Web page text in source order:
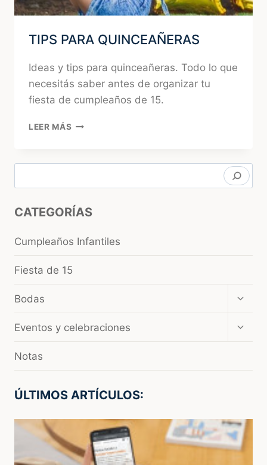
TIPS PARA QUINCEAÑERAS
Ideas y tips para quinceañeras. Todo lo que
necesitás saber antes de organizar tu
fiesta de cumpleaños de 15.
LEER MÁS TIPS
CATEGORÍAS
Cumpleaños Infantiles
Fiesta de 15
Bodas
hijo
Eventos y celebraciones
Notas
ÚLTIMOS ARTÍCULOS: